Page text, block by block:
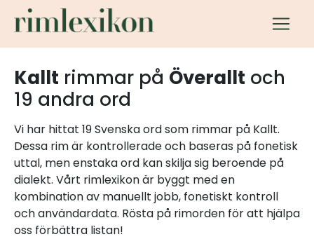
Kallt rimmar på Överallt och
19 andra ord
Vi har hittat 19 Svenska ord som rimmar på Kallt.
Dessa rim är kontrollerade och baseras på fonetisk
uttal, men enstaka ord kan skilja sig beroende på
dialekt. Vårt rimlexikon är byggt med en
kombination av manuellt jobb, fonetiskt kontroll
och användardata. Rösta på rimorden för att hjälpa
oss förbättra listan!